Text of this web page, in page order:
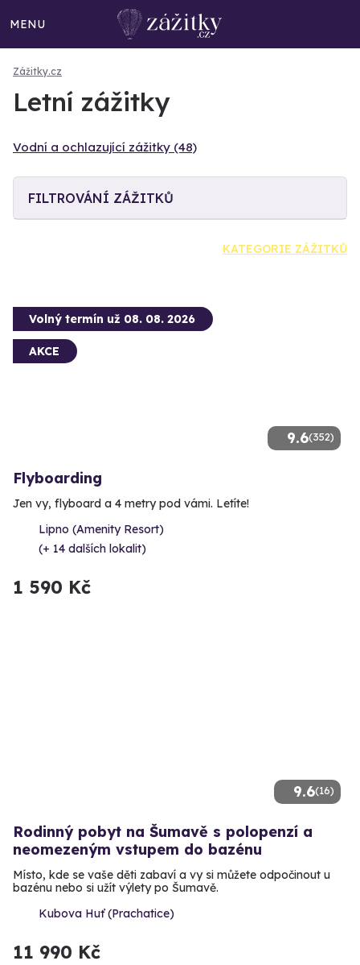
MENU
Zážitky.cz
Letní zážitky
Vodní a ochlazující zážitky (48)
FILTROVÁNÍ ZÁŽITKŮ
KATEGORIE ZÁŽITKŮ
9.6(352)
Volný termín už 08. 08. 2026
AKCE
Flyboarding
Jen vy, flyboard a 4 metry pod vámi. Letíte!
Lipno (Amenity Resort)
(+ 14 dalších lokalit)
1 590 Kč
9.6(16)
Rodinný pobyt na Šumavě s polopenzí a
neomezeným vstupem do bazénu
Místo, kde se vaše děti zabaví a vy si můžete odpočinout u
bazénu nebo si užít výlety po Šumavě.
Kubova Huť (Prachatice)
11 990 Kč